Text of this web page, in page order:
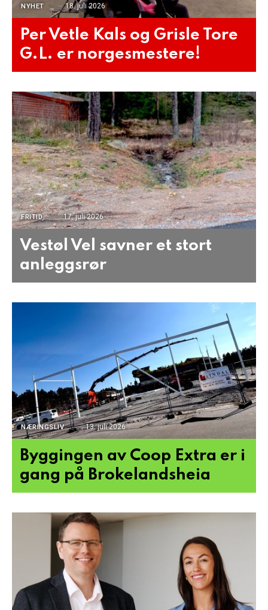
NYHET 18. juli 2026
Per Vetle Kals og Grisle Tore
G.L. er norgesmestere!
FRITID 17. juli 2026
Vestøl Vel savner et stort
anleggsrør
NÆRINGSLIV 13. juli 2026
Byggingen av Coop Extra er i
gang på Brokelandsheia